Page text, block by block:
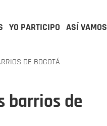
YO PARTICIPO ASÍ VAMOS
DE BOGOTÁ
barrios de